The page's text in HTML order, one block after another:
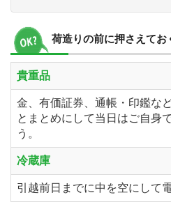
荷造りの前に押さえてお
貴重品
金、有価証券、通帳・印鑑な
とまとめにして当日はご自身
う。
冷蔵庫
引越前日までに中を空にして